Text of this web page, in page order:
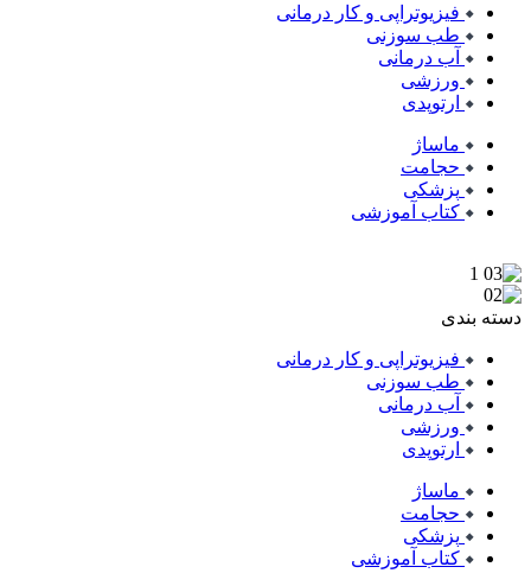
فیزیوتراپی و کار درمانی
طب سوزنی
آب درمانی
ورزشی
ارتوپدی
ماساژ
حجامت
پزشکی
کتاب آموزشی
دسته بندی
فیزیوتراپی و کار درمانی
طب سوزنی
آب درمانی
ورزشی
ارتوپدی
ماساژ
حجامت
پزشکی
کتاب آموزشی